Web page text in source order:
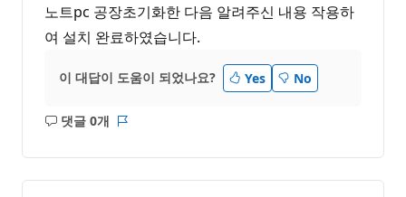
노트pc 공장초기화한 다음 알려주신 내용 작용하
여 설치 완료하였습니다.
이 대답이 도움이 되었나요? Yes No
댓글 0개
설
음